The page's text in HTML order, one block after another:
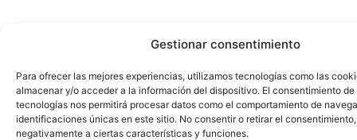
Gestionar consentimiento
Para ofrecer las mejores experiencias, utilizamos tecnologías como las
almacenar y/o acceder a la información del dispositivo. El consentimiento de
tecnologías nos permitirá procesar datos como el comportamiento de
identificaciones únicas en este sitio. No consentir o retirar el
negativamente a ciertas características y funciones.